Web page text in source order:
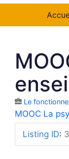
Le
MOOC La
Listing ID: